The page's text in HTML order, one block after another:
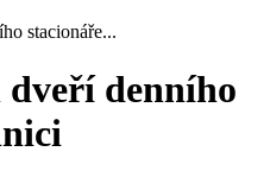
stacionáře...
dveří denního